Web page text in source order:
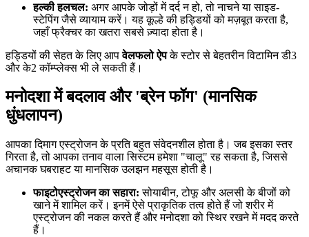
हल्की हलचल: अगर आपके जोड़ों में दर्द न हो, तो नाचने या साइड-
स्टेपिंग जैसे व्यायाम करें। यह कूल्हे की हड्डियों को मज़बूत करता है,
जहाँ फ्रैक्चर का खतरा सबसे ज़्यादा होता है।
हड्डियों की सेहत के लिए आपवेलफलो ऐपके स्टोर से बेहतरीन विटामिन डी3
और के2 कॉम्प्लेक्स भी ले सकती हैं।
मनोदशा में बदलाव और 'ब्रेन फॉग' (मानसिक
धुंधलापन)
आपका दिमाग एस्ट्रोजन के प्रति बहुत संवेदनशील होता है। जब इसका स्तर
गिरता है, तो आपका तनाव वाला सिस्टम हमेशा "चालू" रह सकता है, जिससे
अचानक घबराहट या मानसिक उलझन महसूस होती है।
फाइटोएस्ट्रोजन का सहारा:सोयाबीन, टोफू और अलसी के बीजों को
खाने में शामिल करें। इनमें ऐसे प्राकृतिक तत्व होते हैं जो शरीर में
एस्ट्रोजन की नकल करते हैं और मनोदशा को स्थिर रखने में मदद करते
हैं।